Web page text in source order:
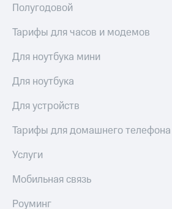
Полугодовой
Тарифы для часов и модемов
Для ноутбука мини
Для ноутбука
Для устройств
Тарифы для домашнего телефона
Услуги
Мобильная связь
Роуминг